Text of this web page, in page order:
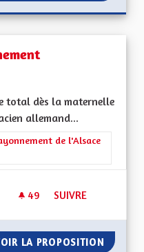
total dès la maternelle
allemand...
: La Culture, l'Education et
de l'Alsace
49 49 ABONNÉS
SUIVRE
LA PROPOSITION